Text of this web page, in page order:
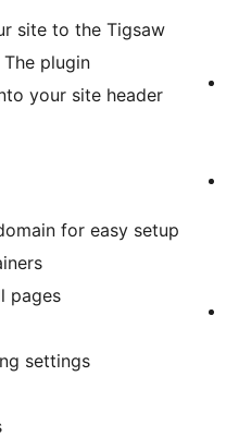
site to the Tigsaw
plugin
your site header
for easy setup
pages
settings